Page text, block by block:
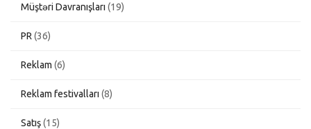
Müştəri Davranışları (19)
PR (36)
Reklam (6)
Reklam festivalları (8)
Satış(15)